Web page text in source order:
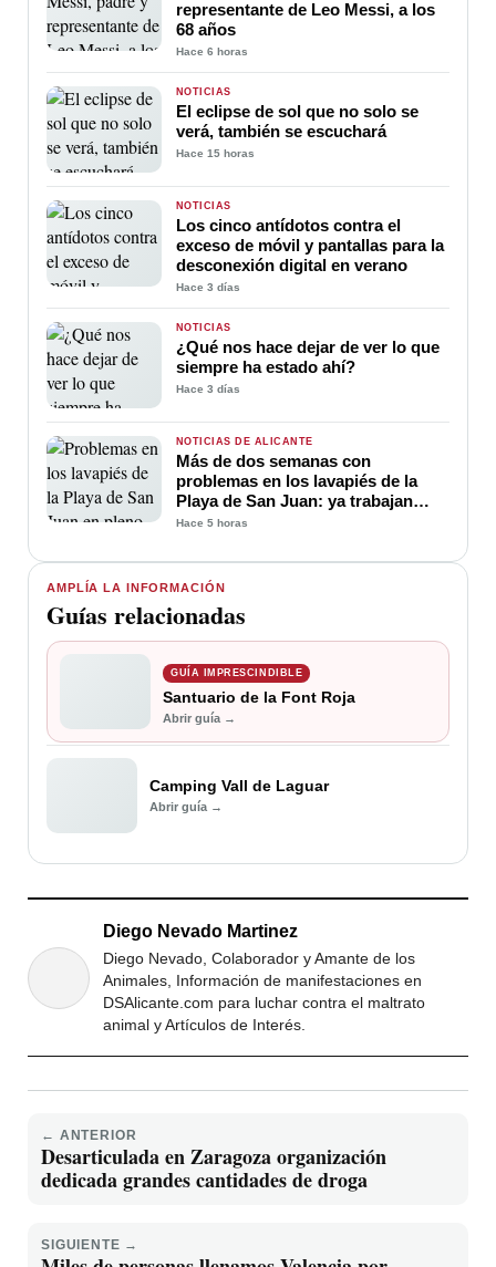
AMPLÍA LA INFORMACIÓN
Guías relacionadas
GUÍA IMPRESCINDIBLE
Santuario de la Font Roja
Abrir guía →
Camping Vall de Laguar
Abrir guía →
representante de Leo Messi, a los
68 años
Hace 6 horas
NOTICIAS
El eclipse de sol que no solo se
verá, también se escuchará
Hace 15 horas
NOTICIAS
Los cinco antídotos contra el
exceso de móvil y pantallas para la
desconexión digital en verano
Hace 3 días
NOTICIAS
¿Qué nos hace dejar de ver lo que
siempre ha estado ahí?
Hace 3 días
NOTICIAS DE ALICANTE
Más de dos semanas con
problemas en los lavapiés de la
Playa de San Juan: ya trabajan
para soluciona
Hace 5 horas
Diego Nevado Martinez
Diego Nevado, Colaborador y Amante de los
Animales, Información de manifestaciones en
DSAlicante.com para luchar contra el maltrato
animal y Artículos de Interés.
← ANTERIOR
Desarticulada en Zaragoza organización
dedicada grandes cantidades de droga
SIGUIENTE →